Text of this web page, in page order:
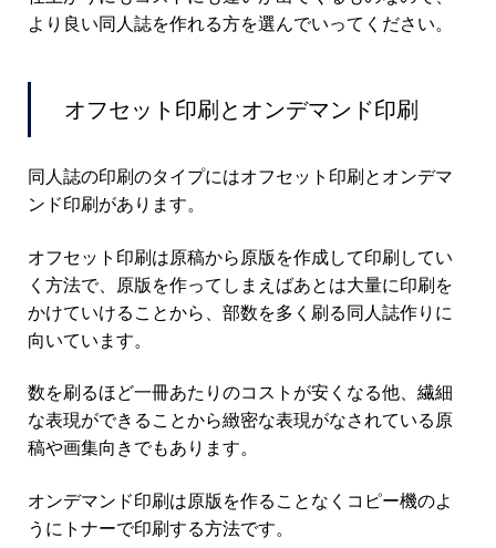
より良い同人誌を作れる方を選んでいってください。
オフセット印刷とオンデマンド印刷
同人誌の印刷のタイプにはオフセット印刷とオンデマ
ンド印刷があります。
オフセット印刷は原稿から原版を作成して印刷してい
く方法で、原版を作ってしまえばあとは大量に印刷を
かけていけることから、部数を多く刷る同人誌作りに
向いています。
数を刷るほど一冊あたりのコストが安くなる他、繊細
な表現ができることから緻密な表現がなされている原
稿や画集向きでもあります。
オンデマンド印刷は原版を作ることなくコピー機のよ
うにトナーで印刷する方法です。